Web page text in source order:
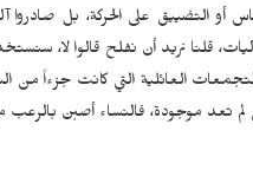
التضييق على الحركة، بل صادروا
قلنا نريد أن نفلح قالوا لا،
العائلية التي كانت جزءاً من
تعد موجودة، فالنساء أصبن بالرعب